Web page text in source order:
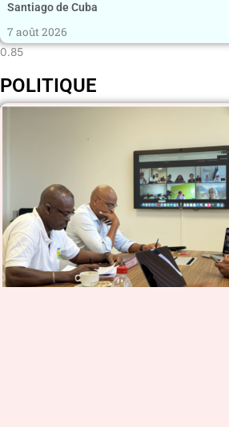
Santiago de Cuba
7 août 2026
POLITIQUE